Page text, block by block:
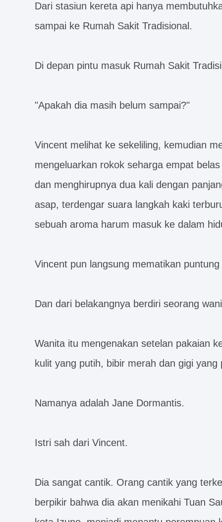
Dari stasiun kereta api hanya
sampai ke Rumah Sakit Tradisional.
Di depan pintu masuk Rumah Sakit
"Apakah dia masih belum sampai?"
Vincent melihat ke sekeliling, kemudian
mengeluarkan rokok seharga empat
dan menghirupnya dua kali dengan
asap, terdengar suara langkah kaki
sebuah aroma harum masuk ke dalam
Vincent pun langsung mematikan
Dan dari belakangnya berdiri seorang
Wanita itu mengenakan setelan pakaian
kulit yang putih, bibir merah dan gigi
Namanya adalah Jane Dormantis.
Istri sah dari Vincent.
Dia sangat cantik. Orang cantik yang
berpikir bahwa dia akan menikahi Tuan